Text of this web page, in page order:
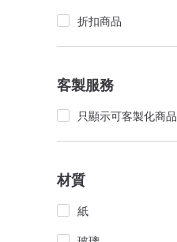
折扣商品
客製服務
只顯示可客製化商品
材質
紙